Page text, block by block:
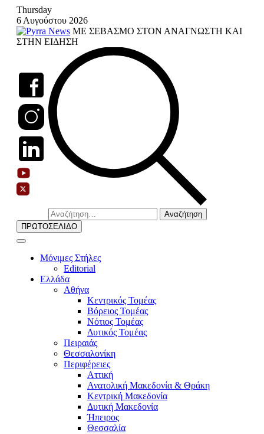
Skip
content
Thursday
6 Αυγούστου 2026
ΜΕ ΣΕΒΑΣΜΟ ΣΤΟΝ ΑΝΑΓΝΩΣΤΗ ΚΑΙ
ΣΤΗΝ ΕΙΔΗΣΗ
Αναζήτηση
για:
ΠΡΩΤΟΣΕΛΙΔΟ
Μόνιμες Στήλες
Editorial
Ελλάδα
Αθήνα
Κεντρικός Τομέας
Βόρειος Τομέας
Νότιος Τομέας
Δυτικός Τομέας
Πειραιάς
Θεσσαλονίκη
Περιφέρειες
Αττική
Ανατολική Μακεδονία & Θράκη
Κεντρική Μακεδονία
Δυτική Μακεδονία
Ήπειρος
Θεσσαλία